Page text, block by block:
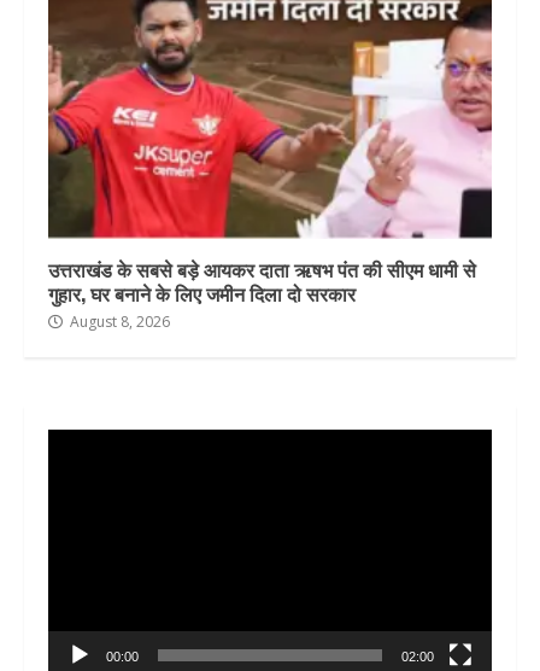
उत्तराखंड के सबसे बड़े आयकर दाता ऋषभ पंत की सीएम धामी से
गुहार, घर बनाने के लिए जमीन दिला दो सरकार
August 8, 2026
00:00 02:00